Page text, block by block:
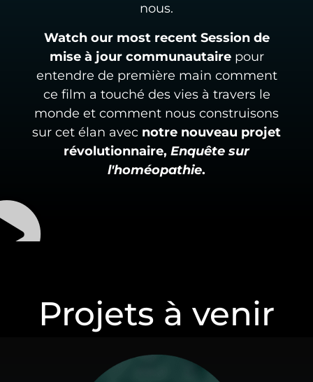
nous.
Watch our most recent Session de
mise à jour communautairepour
entendre de première main comment
ce film a touché des vies à travers le
monde et comment nous construisons
sur cet élan avec notre nouveau projet
révolutionnaire, Enquête sur
l'homéopathie.
Projets à venir